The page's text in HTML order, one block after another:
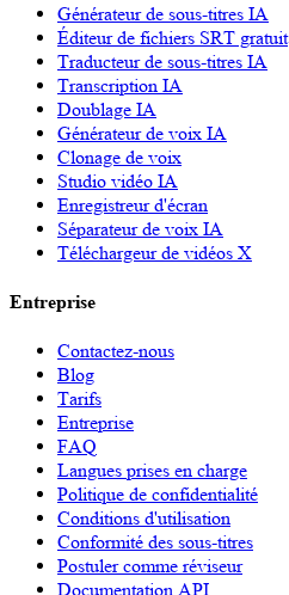
Générateur de sous-titres IA
Éditeur de fichiers SRT gratuit
Traducteur de sous-titres IA
Transcription IA
Doublage IA
Générateur de voix IA
Clonage de voix
Studio vidéo IA
Enregistreur d'écran
Séparateur de voix IA
Téléchargeur de vidéos X
Entreprise
Contactez-nous
Blog
Tarifs
Entreprise
FAQ
Langues prises en charge
Politique de confidentialité
Conditions d'utilisation
Conformité des sous-titres
Postuler comme réviseur
Documentation API